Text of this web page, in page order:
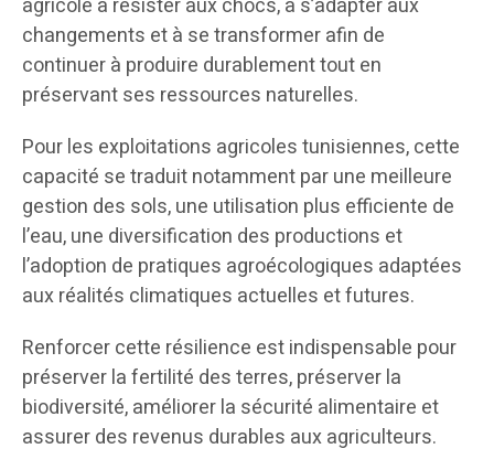
agricole à résister aux chocs, à s’adapter aux
changements et à se transformer afin de
continuer à produire durablement tout en
préservant ses ressources naturelles.
Pour les exploitations agricoles tunisiennes, cette
capacité se traduit notamment par une meilleure
gestion des sols, une utilisation plus efficiente de
l’eau, une diversification des productions et
l’adoption de pratiques agroécologiques adaptées
aux réalités climatiques actuelles et futures.
Renforcer cette résilience est indispensable pour
préserver la fertilité des terres, préserver la
biodiversité, améliorer la sécurité alimentaire et
assurer des revenus durables aux agriculteurs.